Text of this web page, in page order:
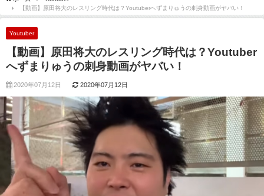
【動画】原田将大のレスリング時代は？Youtuberへずまりゅうの刺身動画がヤバい！
Youtuber
【動画】原田将大のレスリング時代は？Youtuber
へずまりゅうの刺身動画がヤバい！
2020年07月12日 2020年07月12日